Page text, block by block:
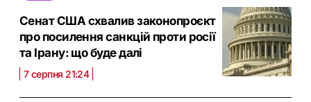
Сенат США схвалив законопроєкт
про посилення санкцій проти росії
та Ірану: що буде далі
7 серпня 21:24